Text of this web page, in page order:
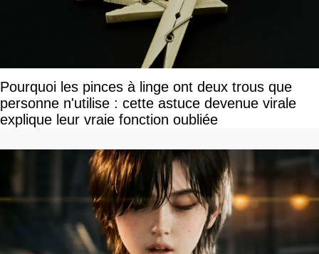
Pourquoi les pinces à linge ont deux trous que
personne n'utilise : cette astuce devenue virale
explique leur vraie fonction oubliée